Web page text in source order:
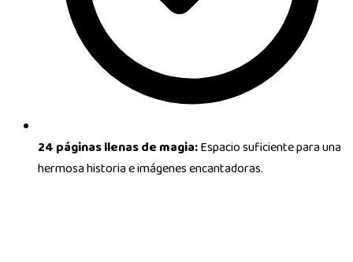
24 páginas llenas de magia:Espacio suficiente para una
hermosa historia e imágenes encantadoras.